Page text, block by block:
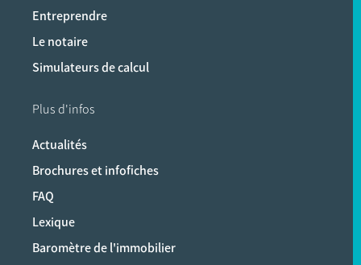
Entreprendre
Le notaire
Simulateurs de calcul
Plus d'infos
Actualités
Brochures et infofiches
FAQ
Lexique
Baromètre de l'immobilier